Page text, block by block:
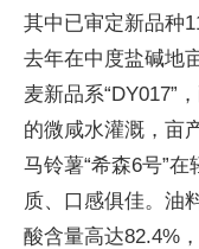
其中已审定新品种
去年在中度盐碱地
麦新品系
的微咸水灌溉，亩
马铃薯“希森6号”
质、口感俱佳。油
酸含量高达82.4%